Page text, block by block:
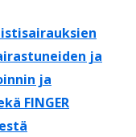
ja
ja
FINGER